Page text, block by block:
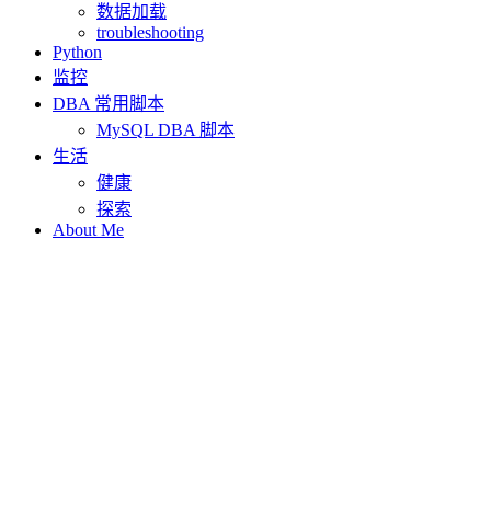
数据加载
troubleshooting
Python
监控
DBA 常用脚本
MySQL DBA 脚本
生活
健康
探索
About Me